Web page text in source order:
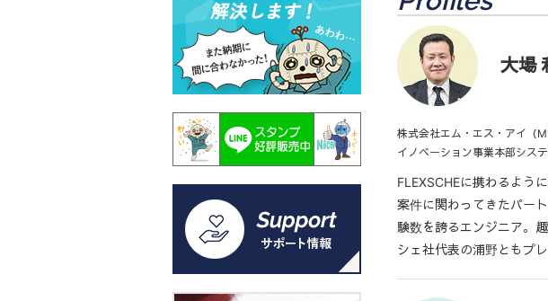
大場
株式会社エム・エス・アイ（
イノベーション事業本部シス
FLEXSCHEに携わるよう
案件に関わってきたパー
験数を誇るエンジニア。
シェ社代表の浦野ともプレ